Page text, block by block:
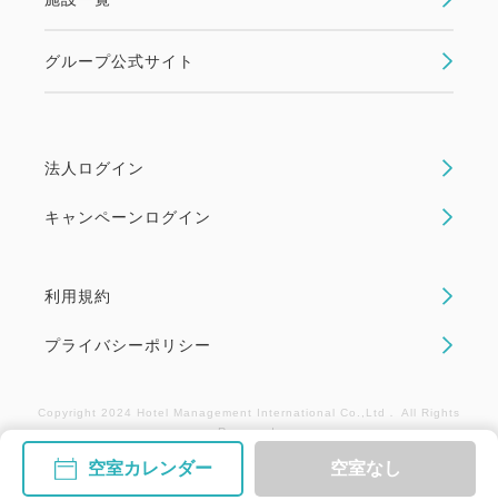
空室カレンダー 空室なし
グループ公式サイト
法人ログイン
キャンペーンログイン
利用規約
プライバシーポリシー
Copyright 2024 Hotel Management International Co.,Ltd． All Rights
Reserved.